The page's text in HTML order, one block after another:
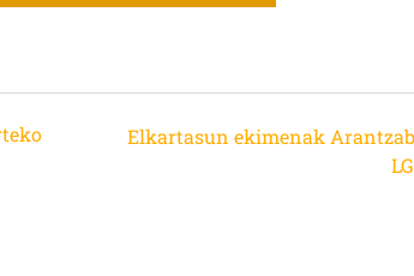
Elkartasun ekimenak